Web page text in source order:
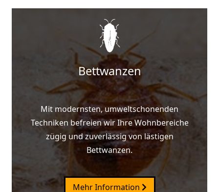
Bettwanzen
Mit modernsten, umweltschonenden
Techniken befreien wir Ihre Wohnbereiche
zügig und zuverlässig von lästigen
Bettwanzen.
Mehr Information